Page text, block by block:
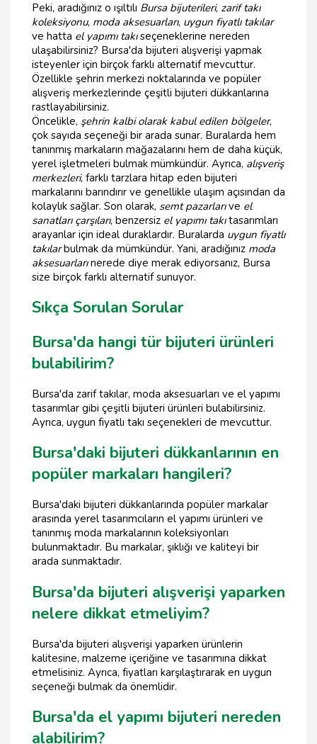
Peki, aradığınız o ışıltılı Bursa bijuterileri, zarif takı
koleksiyonu, moda aksesuarları, uygun fiyatlı takılar
ve hatta el yapımı takıseçeneklerine nereden
ulaşabilirsiniz? Bursa'da bijuteri alışverişi yapmak
isteyenler için birçok farklı alternatif mevcuttur.
Özellikle şehrin merkezi noktalarında ve popüler
alışveriş merkezlerinde çeşitli bijuteri dükkanlarına
rastlayabilirsiniz.
Öncelikle, şehrin kalbi olarak kabul edilen bölgeler,
çok sayıda seçeneği bir arada sunar. Buralarda hem
tanınmış markaların mağazalarını hem de daha küçük,
yerel işletmeleri bulmak mümkündür. Ayrıca, alışveriş
merkezleri, farklı tarzlara hitap eden bijuteri
markalarını barındırır ve genellikle ulaşım açısından da
kolaylık sağlar. Son olarak, semt pazarlarıve el
sanatları çarşıları, benzersiz el yapımı takıtasarımları
arayanlar için ideal duraklardır. Buralarda uygun fiyatlı
takılarbulmak da mümkündür. Yani, aradığınız moda
aksesuarlarınerede diye merak ediyorsanız, Bursa
size birçok farklı alternatif sunuyor.
Sıkça Sorulan Sorular
Bursa'da hangi tür bijuteri ürünleri
bulabilirim?
Bursa'da zarif takılar, moda aksesuarları ve el yapımı
tasarımlar gibi çeşitli bijuteri ürünleri bulabilirsiniz.
Ayrıca, uygun fiyatlı takı seçenekleri de mevcuttur.
Bursa'daki bijuteri dükkanlarının en
popüler markaları hangileri?
Bursa'daki bijuteri dükkanlarında popüler markalar
arasında yerel tasarımcıların el yapımı ürünleri ve
tanınmış moda markalarının koleksiyonları
bulunmaktadır. Bu markalar, şıklığı ve kaliteyi bir
arada sunmaktadır.
Bursa'da bijuteri alışverişi yaparken
nelere dikkat etmeliyim?
Bursa'da bijuteri alışverişi yaparken ürünlerin
kalitesine, malzeme içeriğine ve tasarımına dikkat
etmelisiniz. Ayrıca, fiyatları karşılaştırarak en uygun
seçeneği bulmak da önemlidir.
Bursa'da el yapımı bijuteri nereden
alabilirim?